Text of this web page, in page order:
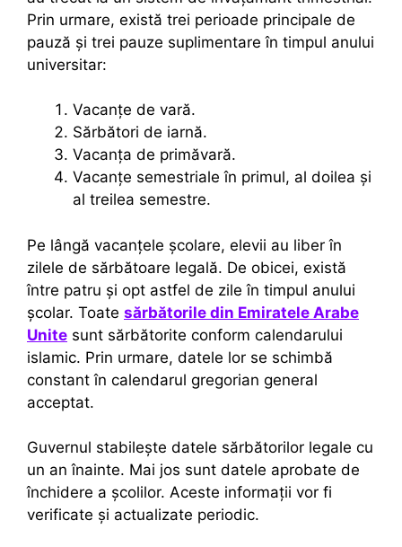
Prin urmare, există trei perioade principale de
pauză și trei pauze suplimentare în timpul anului
universitar:
Vacanțe de vară.
Sărbători de iarnă.
Vacanța de primăvară.
Vacanțe semestriale în primul, al doilea și
al treilea semestre.
Pe lângă vacanțele școlare, elevii au liber în
zilele de sărbătoare legală. De obicei, există
între patru și opt astfel de zile în timpul anului
școlar. Toate sărbătorile din Emiratele Arabe
Unite sunt sărbătorite conform calendarului
islamic. Prin urmare, datele lor se schimbă
constant în calendarul gregorian general
acceptat.
Guvernul stabilește datele sărbătorilor legale cu
un an înainte. Mai jos sunt datele aprobate de
închidere a școlilor. Aceste informații vor fi
verificate și actualizate periodic.